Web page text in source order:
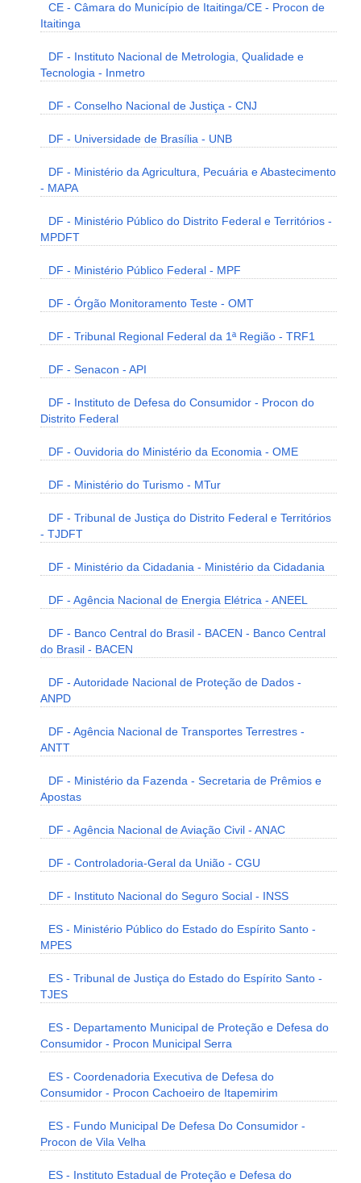
CE - Câmara do Município de Itaitinga/CE - Procon de
Itaitinga
DF - Instituto Nacional de Metrologia, Qualidade e
Tecnologia - Inmetro
DF - Conselho Nacional de Justiça - CNJ
DF - Universidade de Brasília - UNB
DF - Ministério da Agricultura, Pecuária e Abastecimento
- MAPA
DF - Ministério Público do Distrito Federal e Territórios -
MPDFT
DF - Ministério Público Federal - MPF
DF - Órgão Monitoramento Teste - OMT
DF - Tribunal Regional Federal da 1ª Região - TRF1
DF - Senacon - API
DF - Instituto de Defesa do Consumidor - Procon do
Distrito Federal
DF - Ouvidoria do Ministério da Economia - OME
DF - Ministério do Turismo - MTur
DF - Tribunal de Justiça do Distrito Federal e Territórios
- TJDFT
DF - Ministério da Cidadania - Ministério da Cidadania
DF - Agência Nacional de Energia Elétrica - ANEEL
DF - Banco Central do Brasil - BACEN - Banco Central
do Brasil - BACEN
DF - Autoridade Nacional de Proteção de Dados -
ANPD
DF - Agência Nacional de Transportes Terrestres -
ANTT
DF - Ministério da Fazenda - Secretaria de Prêmios e
Apostas
DF - Agência Nacional de Aviação Civil - ANAC
DF - Controladoria-Geral da União - CGU
DF - Instituto Nacional do Seguro Social - INSS
ES - Ministério Público do Estado do Espírito Santo -
MPES
ES - Tribunal de Justiça do Estado do Espírito Santo -
TJES
ES - Departamento Municipal de Proteção e Defesa do
Consumidor - Procon Municipal Serra
ES - Coordenadoria Executiva de Defesa do
Consumidor - Procon Cachoeiro de Itapemirim
ES - Fundo Municipal De Defesa Do Consumidor -
Procon de Vila Velha
ES - Instituto Estadual de Proteção e Defesa do